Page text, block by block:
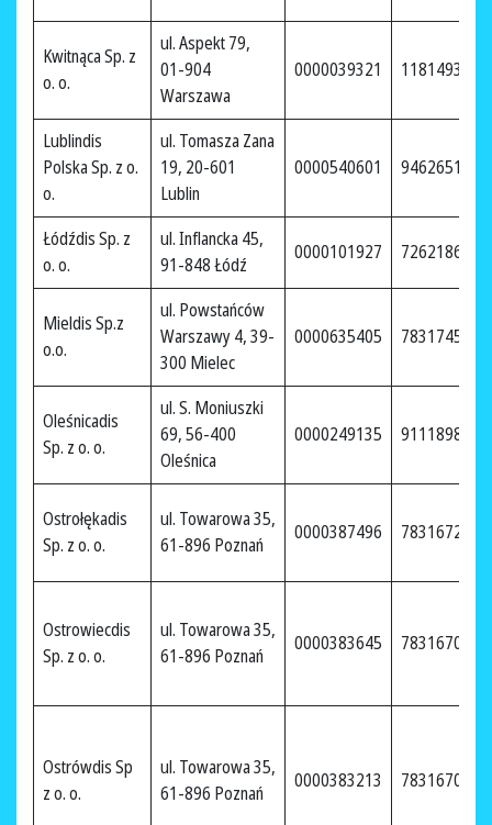
Kwitnąca Sp. z
o. o.
ul. Aspekt 79,
01-904
Warszawa
0000039321 1181493589
Lublindis
Polska Sp. z o.
o.
ul. Tomasza Zana
19, 20-601
Lublin
0000540601 9462651328
Łódźdis Sp. z
o. o.
ul. Inflancka 45,
91-848 Łódź
0000101927 7262186630
Mieldis Sp.z
o.o.
ul. Powstańców
Warszawy 4, 39-
300 Mielec
0000635405 7831745841
Oleśnicadis
Sp. z o. o.
ul. S. Moniuszki
69, 56-400
Oleśnica
0000249135 9111898960
Ostrołękadis
Sp. z o. o.
ul. Towarowa 35,
61-896 Poznań
0000387496 7831672906
Ostrowiecdis
Sp. z o. o.
ul. Towarowa 35,
61-896 Poznań
0000383645 7831670132
Ostrówdis Sp
z o. o.
ul. Towarowa 35,
61-896 Poznań
0000383213 7831670126